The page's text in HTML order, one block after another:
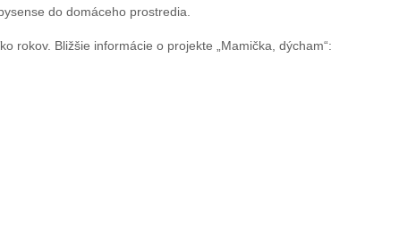
do domáceho prostredia.
rokov. Bližšie informácie o projekte „Mamička, dýcham“: